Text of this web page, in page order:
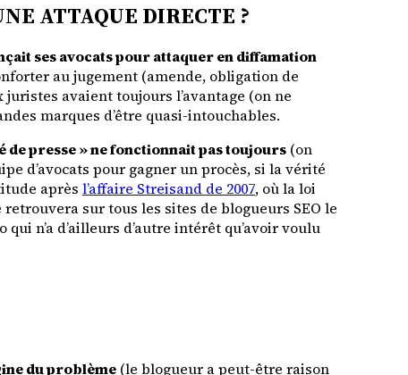
ATTAQUE DIRECTE ?
ses avocats pour attaquer en diffamation
au jugement (amende, obligation de
avaient toujours l’avantage (on ne
marques d’être quasi-intouchables.
de presse » ne fonctionnait pas toujours (on
d’avocats pour gagner un procès, si la vérité
après l’affaire Streisand de 2007, où la loi
sur tous les sites de blogueurs SEO le
n’a d’ailleurs d’autre intérêt qu’avoir voulu
du problème (le blogueur a peut-être raison